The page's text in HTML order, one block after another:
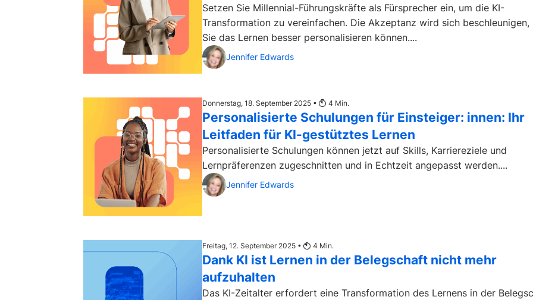
Setzen Sie Millennial-Führungskräfte als Fürsprecher ein, um die KI-
Transformation zu vereinfachen. Die Akzeptanz wird sich beschleunigen,
Sie das Lernen besser personalisieren können....
Jennifer Edwards
Donnerstag, 18. September 2025 • 4 Min.
Personalisierte Schulungen für Einsteiger: innen: Ihr
Leitfaden für KI-gestütztes Lernen
Personalisierte Schulungen können jetzt auf Skills, Karriereziele und
Lernpräferenzen zugeschnitten und in Echtzeit angepasst werden....
Jennifer Edwards
Freitag, 12. September 2025 • 4 Min.
Dank KI ist Lernen in der Belegschaft nicht mehr
aufzuhalten
Das KI-Zeitalter erfordert eine Transformation des Lernens in der